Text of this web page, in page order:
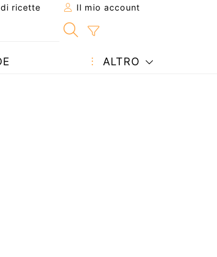
ricette Il mio account
ALTRO